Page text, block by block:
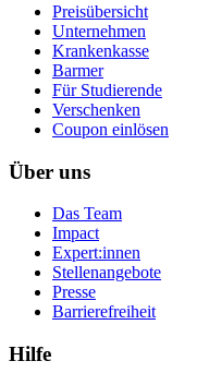
Preisübersicht
Unternehmen
Krankenkasse
Barmer
Für Studierende
Ver­schen­ken
Coupon einlösen
Über uns
Das Team
Impact
Expert:innen
Stellenangebote
Presse
Barrierefreiheit
Hilfe